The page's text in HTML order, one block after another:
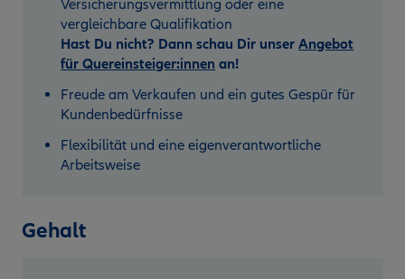
Versicherungsvermittlung oder eine
vergleichbare Qualifikation
Hast Du nicht? Dann schau Dir unserAngebot
für Quereinsteiger:innen an!
Freude am Verkaufen und ein gutes Gespür für
Kundenbedürfnisse
Flexibilität und eine eigenverantwortliche
Arbeitsweise
Gehalt